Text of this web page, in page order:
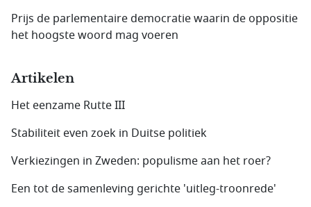
Prijs de parlementaire democratie waarin de oppositie
het hoogste woord mag voeren
Artikelen
Het eenzame Rutte III
Stabiliteit even zoek in Duitse politiek
Verkiezingen in Zweden: populisme aan het roer?
Een tot de samenleving gerichte 'uitleg-troonrede'